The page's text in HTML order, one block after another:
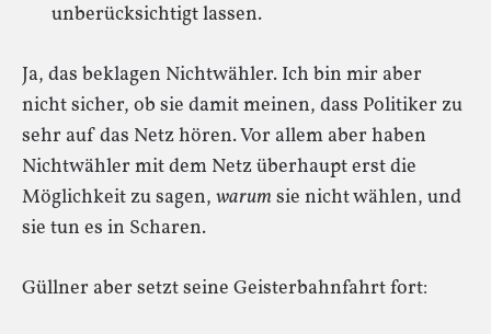
unberücksichtigt lassen.
Ja, das beklagen Nichtwähler. Ich bin mir aber
nicht sicher, ob sie damit meinen, dass Politiker zu
sehr auf das Netz hören. Vor allem aber haben
Nichtwähler mit dem Netz überhaupt erst die
Möglichkeit zu sagen, warum sie nicht wählen, und
sie tun es in Scharen.
Güllner aber setzt seine Geisterbahnfahrt fort: